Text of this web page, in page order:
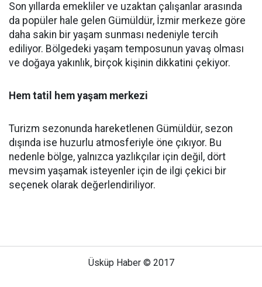
Son yıllarda emekliler ve uzaktan çalışanlar arasında
da popüler hale gelen Gümüldür, İzmir merkeze göre
daha sakin bir yaşam sunması nedeniyle tercih
ediliyor. Bölgedeki yaşam temposunun yavaş olması
ve doğaya yakınlık, birçok kişinin dikkatini çekiyor.
Hem tatil hem yaşam merkezi
Turizm sezonunda hareketlenen Gümüldür, sezon
dışında ise huzurlu atmosferiyle öne çıkıyor. Bu
nedenle bölge, yalnızca yazlıkçılar için değil, dört
mevsim yaşamak isteyenler için de ilgi çekici bir
seçenek olarak değerlendiriliyor.
Üsküp Haber © 2017